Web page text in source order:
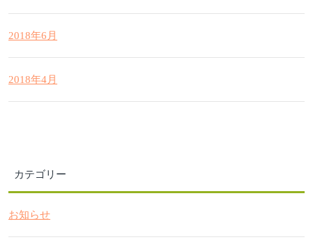
2018年6月
2018年4月
カテゴリー
お知らせ